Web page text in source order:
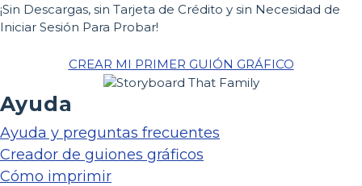
¡Sin Descargas, sin Tarjeta de Crédito y sin Necesidad de
Iniciar Sesión Para Probar!
CREAR MI PRIMER GUIÓN GRÁFICO
Ayuda
Ayuda y preguntas frecuentes
Creador de guiones gráficos
Cómo imprimir